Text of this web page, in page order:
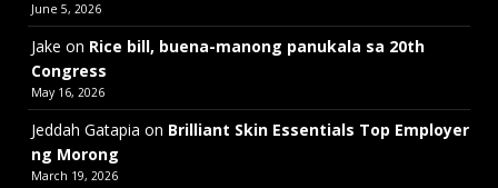
June 5, 2026
Jake on Rice bill, buena-manong panukala sa 20th
Congress
May 16, 2026
Jeddah Gatapia on Brilliant Skin Essentials Top Employer
ng Morong
March 19, 2026